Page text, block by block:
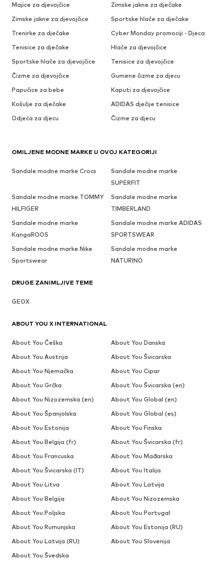
Majice za djevojčice
Zimske jakne za dječake
Zimske jakne za djevojčice
Sportske hlače za dječake
Trenirke za dječake
Cyber Monday promociji - Djeca
Tenisice za dječake
Hlače za djevojčice
Sportske hlače za djevojčice
Tenisice za djevojčice
Čizme za djevojčice
Gumene čizme za djecu
Papučice za bebe
Kaputi za djevojčice
Košulje za dječake
ADIDAS dječije tenisice
Odjeća za djecu
Čizme za djecu
OMILJENE MODNE MARKE U OVOJ KATEGORIJI
Sandale modne marke Crocs
Sandale modne marke
SUPERFIT
Sandale modne marke TOMMY
HILFIGER
Sandale modne marke
TIMBERLAND
Sandale modne marke
KangaROOS
Sandale modne marke ADIDAS
SPORTSWEAR
Sandale modne marke Nike
Sportswear
Sandale modne marke
NATURINO
DRUGE ZANIMLJIVE TEME
GEOX
ABOUT YOU X INTERNATIONAL
About You Češka
About You Danska
About You Austrija
About You Švicarska
About You Njemačka
About You Cipar
About You Grčka
About You Švicarska (en)
About You Nizozemska (en)
About You Global (en)
About You Španjolska
About You Global (es)
About You Estonija
About You Finska
About You Belgija (fr)
About You Švicarska (fr)
About You Francuska
About You Mađarska
About You Švicarska (IT)
About You Italija
About You Litva
About You Latvija
About You Belgija
About You Nizozemska
About You Poljska
About You Portugal
About You Rumunjska
About You Estonija (RU)
About You Latvija (RU)
About You Slovenija
About You Švedska